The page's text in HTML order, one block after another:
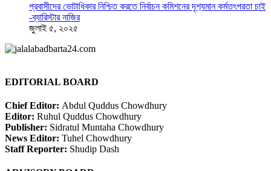
প্রবাসীদের ভোটাধিকার নিশ্চিত করতে নির্বাচন কমিশনের দৃশ‍্যমান কর্মতৎপরতা চাই
-ব্যারিস্টার নাজির
জুলাই ৫, ২০২৫
EDITORIAL BOARD
Chief Editor: Abdul Quddus Chowdhury
Editor: Ruhul Quddus Chowdhury
Publisher: Sidratul Muntaha Chowdhury
News Editor: Tuhel Chowdhury
Staff Reporter: Shudip Dash